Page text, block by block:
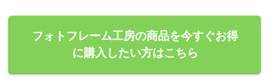
フォトフレーム工房の商品を今すぐお得
に購入したい方はこちら